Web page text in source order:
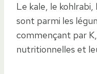
Le kale, le
sont parmi les
commençant par
nutritionnelles et